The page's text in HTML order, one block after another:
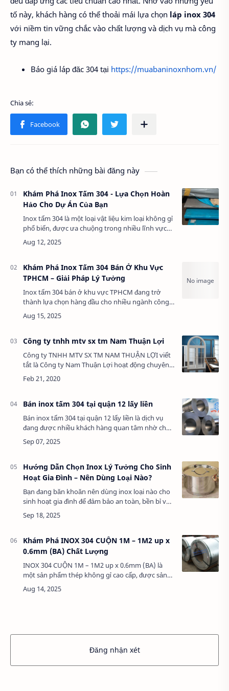
tố này, khách hàng có thể thoải mái lựa chọn láp inox 304
với niềm tin vững chắc vào chất lượng và dịch vụ mà công
ty mang lại.
Báo giá láp đăc 304 tại https://muabaninoxnhom.vn/
Bạn có thể thích những bài đăng này
Khám Phá Inox Tấm 304 - Lựa Chọn Hoàn
Hảo Cho Dự Án Của Bạn
Inox tấm 304 là một loại vật liệu kim loại không gỉ
phổ biến, được ưa chuộng trong nhiều lĩnh vực
nhờ khả năng chống ăn mòn, độ bền cao và tính
thẩm mỹ vượt trội. Đây là lựa c…
Khám Phá Inox Tấm 304 Bán Ở Khu Vực
TPHCM – Giải Pháp Lý Tưởng
Inox tấm 304 bán ở khu vực TPHCM đang trở
thành lựa chọn hàng đầu cho nhiều ngành công
nghiệp và xây dựng tại thành phố sôi động này.
Với chất lượng cao, độ bền vượt trội và g…
Công ty tnhh mtv sx tm Nam Thuận Lợi
Công ty TNHH MTV SX TM NAM THUẬN LỢI viết
tắt là Công ty Nam Thuận Lợi hoạt động chuyên
nghiệp trong nghành hàng vật tư xây dựng,
chuyên cung cấp Inox 430, Inox 201, Inox 304,
Bán inox tấm 304 tại quận 12 lấy liền
Bán inox tấm 304 tại quận 12 lấy liền là dịch vụ
đang được nhiều khách hàng quan tâm nhờ chất
lượng cao và sự tiện lợi trong giao hàng. Với các
sản phẩm inox tấm 304 chất lượng chu…
Hướng Dẫn Chọn Inox Lý Tưởng Cho Sinh
Hoạt Gia Đình – Nên Dùng Loại Nào?
Bạn đang băn khoăn nên dùng inox loại nào cho
sinh hoạt gia đình để đảm bảo an toàn, bền bỉ và
phù hợp với nhu cầu hàng ngày? Trong bài viết
này, chúng tôi sẽ khám phá sâ…
Khám Phá INOX 304 CUỘN 1M – 1M2 up x
0.6mm (BA) Chất Lượng
INOX 304 CUỘN 1M – 1M2 up x 0.6mm (BA) là
một sản phẩm thép không gỉ cao cấp, được sản
xuất với độ dày 0.6mm, kích thước cuộn từ 1M
đến 1M2, và bề mặt hoàn thiện BA (Bright
Đăng nhận xét